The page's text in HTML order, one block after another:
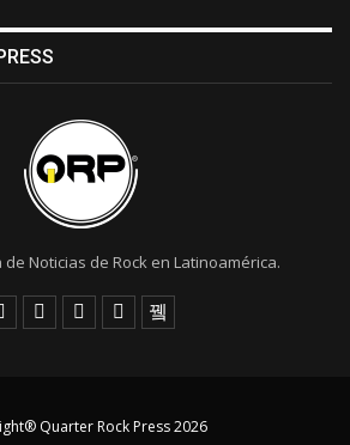
de Noticias de Rock en Latinoamérica.
Quarter Rock Press 2026